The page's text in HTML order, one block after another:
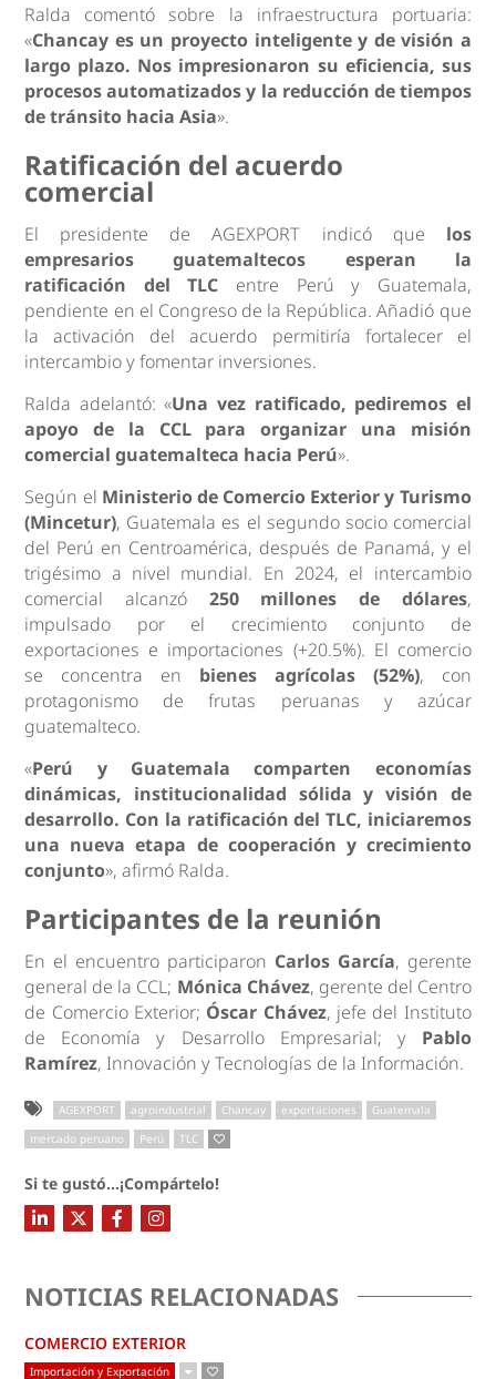
Ralda comentó sobre la infraestructura portuaria:
«Chancay es un proyecto inteligente y de visión a
largo plazo. Nos impresionaron su eficiencia, sus
procesos automatizados y la reducción de tiempos
de tránsito hacia Asia».
Ratificación del acuerdo
comercial
El presidente de AGEXPORT indicó que los
empresarios guatemaltecos esperan la
ratificación del TLC entre Perú y Guatemala,
pendiente en el Congreso de la República. Añadió que
la activación del acuerdo permitiría fortalecer el
intercambio y fomentar inversiones.
Ralda adelantó: «Una vez ratificado, pediremos el
apoyo de la CCL para organizar una misión
comercial guatemalteca hacia Perú».
Según el Ministerio de Comercio Exterior y Turismo
(Mincetur), Guatemala es el segundo socio comercial
del Perú en Centroamérica, después de Panamá, y el
trigésimo a nivel mundial. En 2024, el intercambio
comercial alcanzó 250 millones de dólares,
impulsado por el crecimiento conjunto de
exportaciones e importaciones (+20.5%). El comercio
se concentra en bienes agrícolas (52%), con
protagonismo de frutas peruanas y azúcar
guatemalteco.
«Perú y Guatemala comparten economías
dinámicas, institucionalidad sólida y visión de
desarrollo. Con la ratificación del TLC, iniciaremos
una nueva etapa de cooperación y crecimiento
conjunto», afirmó Ralda.
Participantes de la reunión
En el encuentro participaron Carlos García, gerente
general de la CCL; Mónica Chávez, gerente del Centro
de Comercio Exterior; Óscar Chávez, jefe del Instituto
de Economía y Desarrollo Empresarial; y Pablo
Ramírez, Innovación y Tecnologías de la Información.
AGEXPORT agroindustrial Chancay exportaciones
Guatemala
mercado peruano
Perú TLC
Si te gustó...¡Compártelo!
NOTICIAS RELACIONADAS
COMERCIO EXTERIOR
Importación y Exportación